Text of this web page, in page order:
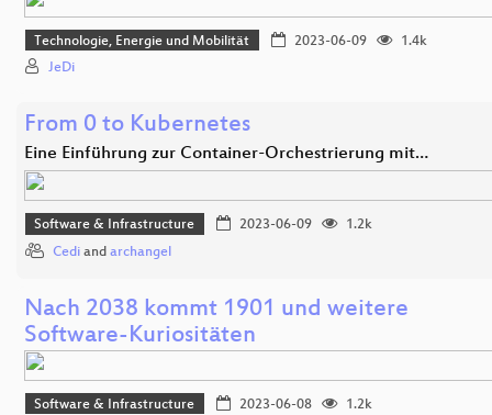
Technologie, Energie und Mobilität 2023-06-09
1.4k
JeDi
From 0 to Kubernetes
Eine Einführung zur Container-Orchestrierung mit…
Software & Infrastructure 2023-06-09
1.2k
Cedi and archangel
Nach 2038 kommt 1901 und weitere
Software-Kuriositäten
Software & Infrastructure 2023-06-08
1.2k